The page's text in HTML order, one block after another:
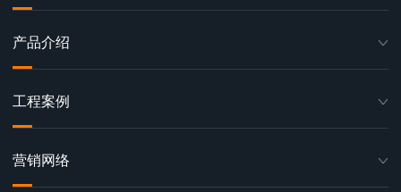
产品介绍
工程案例
营销网络